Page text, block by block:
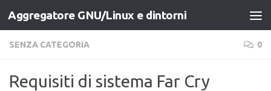
Salta al contenuto
Aggregatore GNU/Linux e dintorni
SENZA CATEGORIA 0
Requisiti di sistema Far Cry